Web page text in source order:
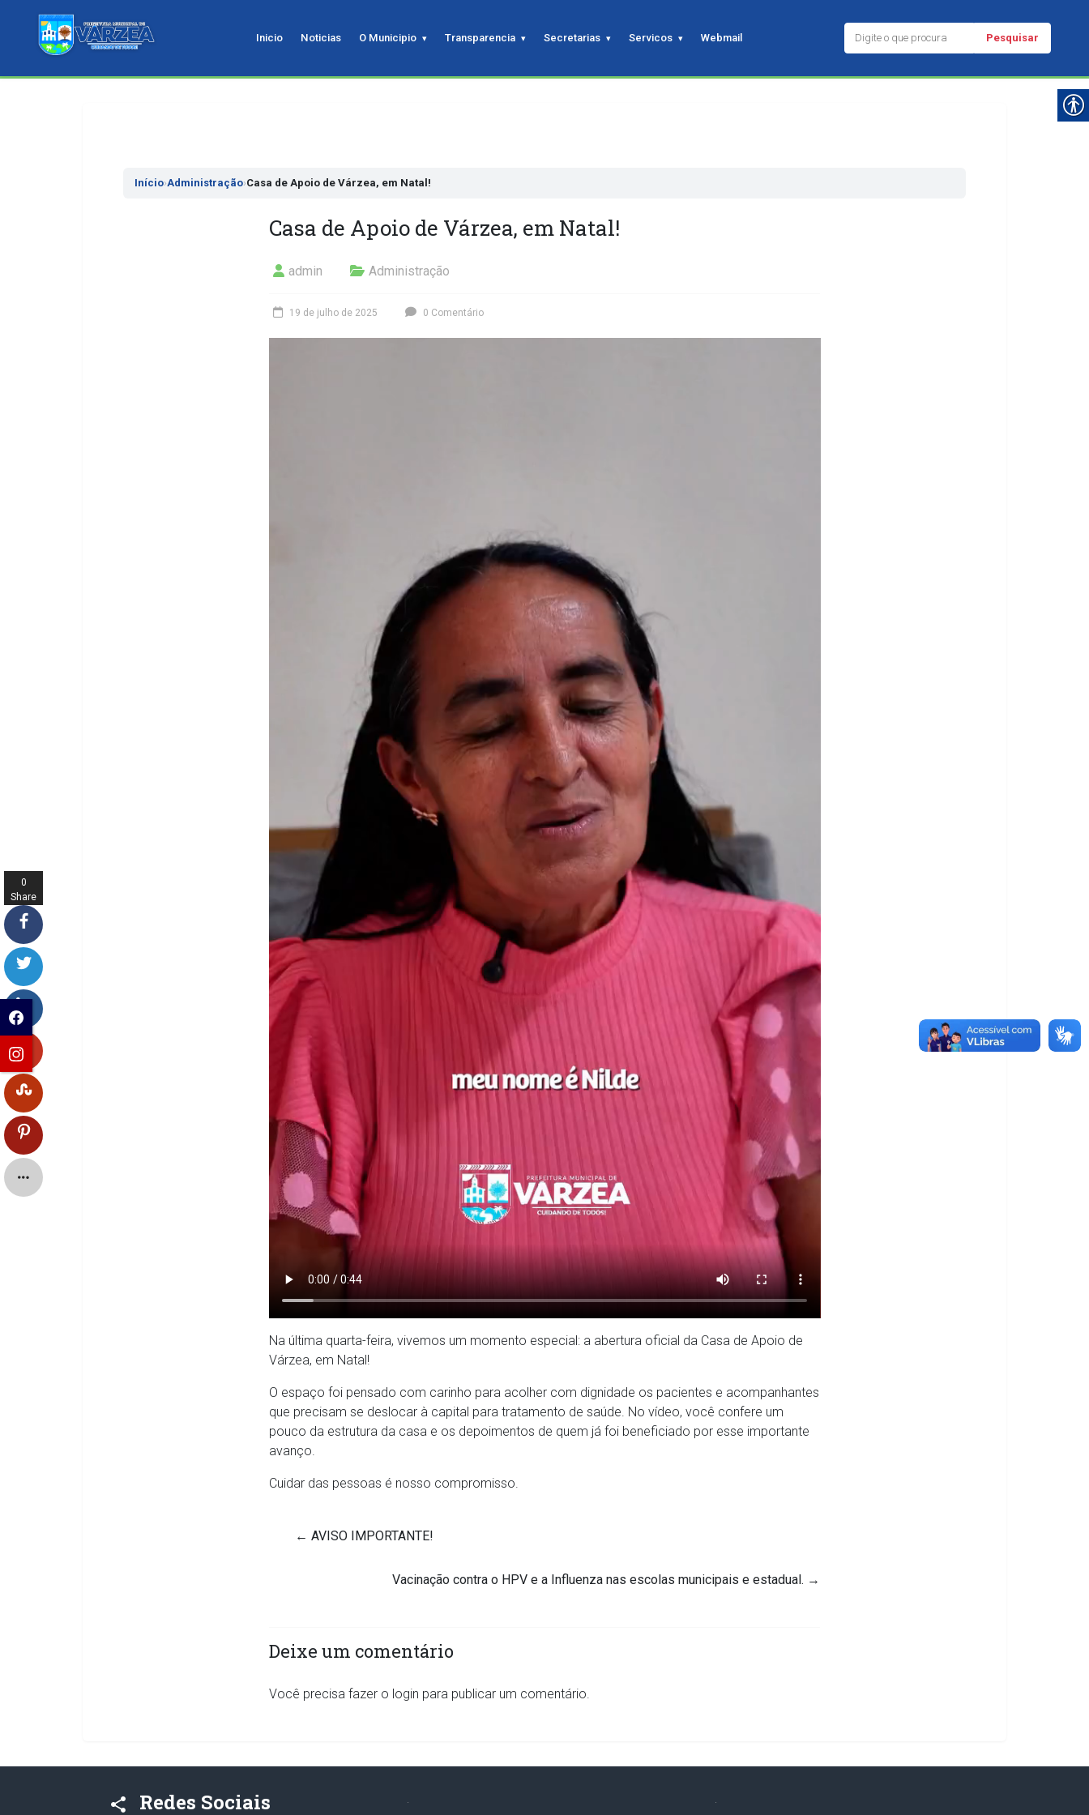
Inicio Noticias O Municipio Transparencia Secretarias Servicos Webmail Pesquisar
Início›Administração›Casa de Apoio de Várzea, em Natal!
Casa de Apoio de Várzea, em Natal!
admin Administração
19 de julho de 2025 0 Comentário
Na última quarta-feira, vivemos um momento especial: a abertura oficial da Casa de Apoio de
Várzea, em Natal!
O espaço foi pensado com carinho para acolher com dignidade os pacientes e acompanhantes
que precisam se deslocar à capital para tratamento de saúde. No vídeo, você confere um
pouco da estrutura da casa e os depoimentos de quem já foi beneficiado por esse importante
avanço.
Cuidar das pessoas é nosso compromisso.
← AVISO IMPORTANTE!
Vacinação contra o HPV e a Influenza nas escolas municipais e estadual. →
Deixe um comentário
Você precisa fazer o login para publicar um comentário.
share Redes Sociais
0
Share
s